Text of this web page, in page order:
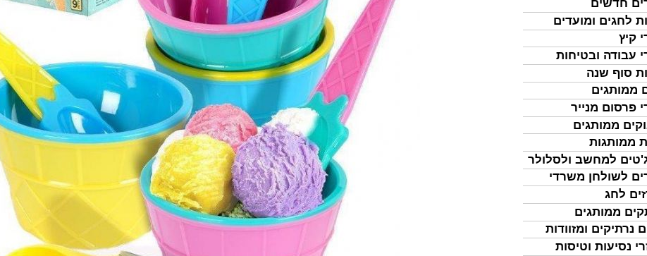
חדשים
לחגים ומועדים
קיץ
עבודה ובטיחות
סוף שנה
ממותגים
פרסום מנייר
ממותגים
ממותגות
למחשב ולסלולר
לשולחן משרדי
לחג
ממותגים
נרתיקים ומזוודות
נסיעות וטיסות